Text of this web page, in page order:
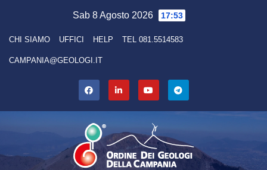
content
Sab 8 Agosto 2026 17:53
CHI SIAMO UFFICI HELP TEL 081.5514583
CAMPANIA@GEOLOGI.IT